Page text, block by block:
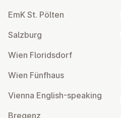
EmK St. Pölten
Salzburg
Wien Flo­rids­dorf
Wien Fünfhaus
Vienna English-speaking
Bregenz